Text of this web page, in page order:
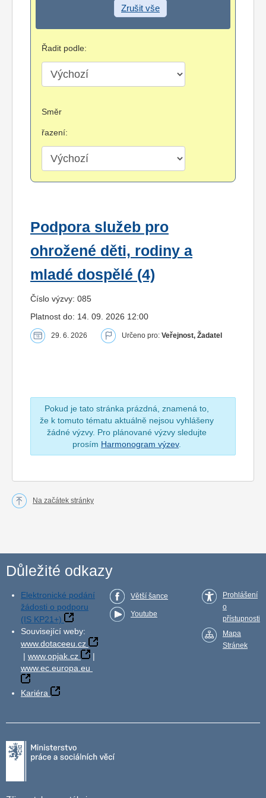
Zrušit vše
Řadit podle:
Směr
řazení:
Podpora služeb pro
ohrožené děti, rodiny a
mladé dospělé (4)
Číslo výzvy: 085
Platnost do: 14. 09. 2026 12:00
29. 6. 2026 Určeno pro: Veřejnost, Žadatel
Pokud je tato stránka prázdná, znamená to,
že k tomuto tématu aktuálně nejsou vyhlášeny
žádné výzvy. Pro plánované výzvy sledujte
prosím Harmonogram výzev.
Na začátek stránky
Důležité odkazy
Elektronické podání
žádosti o podporu
(IS KP21+)
Související weby:
www.dotaceeu.cz
| www.opjak.cz
|
www.ec.europa.eu
Kariéra
Větší šance
Youtube
Prohlášení
o
přístupnosti
Mapa
Stránek